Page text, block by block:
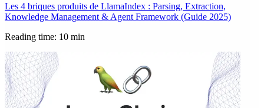
Les 4 briques produits de LlamaIndex : Parsing, Extraction,
Knowledge Management & Agent Framework (Guide 2025)
Reading time: 10 min